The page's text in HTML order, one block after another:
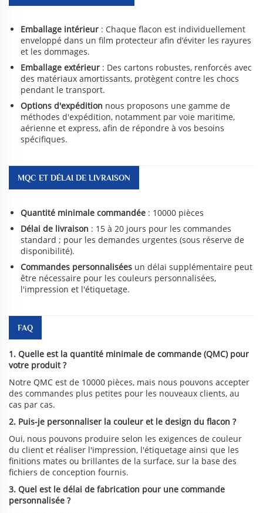
Emballage intérieur : Chaque flacon est individuellement
enveloppé dans un film protecteur afin d’éviter les rayures
et les dommages.
Emballage extérieur : Des cartons robustes, renforcés avec
des matériaux amortissants, protègent contre les chocs
pendant le transport.
Options d'expédition nous proposons une gamme de
méthodes d'expédition, notamment par voie maritime,
aérienne et express, afin de répondre à vos besoins
spécifiques.
MQC ET DÉLAI DE LIVRAISON
Quantité minimale commandée : 10000 pièces
Délai de livraison : 15 à 20 jours pour les commandes
standard ; pour les demandes urgentes (sous réserve de
disponibilité).
Commandes personnalisées un délai supplémentaire peut
être nécessaire pour les couleurs personnalisées,
l'impression et l'étiquetage.
FAQ
1. Quelle est la quantité minimale de commande (QMC) pour
votre produit ?
Notre QMC est de 10000 pièces, mais nous pouvons accepter
des commandes plus petites pour les nouveaux clients, au
cas par cas.
2. Puis-je personnaliser la couleur et le design du flacon ?
Oui, nous pouvons produire selon les exigences de couleur
du client et réaliser l'impression, l'étiquetage ainsi que les
finitions mates ou brillantes de la surface, sur la base des
fichiers de conception fournis.
3. Quel est le délai de fabrication pour une commande
personnalisée ?